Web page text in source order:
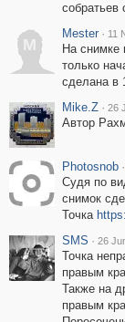
собратьев
M
Mester · 11
На снимке
только
сделана в
Mike.Z · 26
Автор
Photosnob ·
Судя по
снимок
Точка
SMS · 26
Точка
правым
Также на
правым